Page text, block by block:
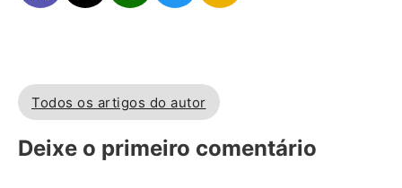
Todos os artigos do autor
Deixe o primeiro comentário